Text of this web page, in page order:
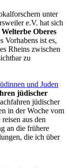
unter
e.V. hat sich
Oberes
Vorhabens ist es,
Rheins zwischen
zu
und Juden
jüdischer
jüdischer
in der Woche vom
aus den
an die frühere
die ich über